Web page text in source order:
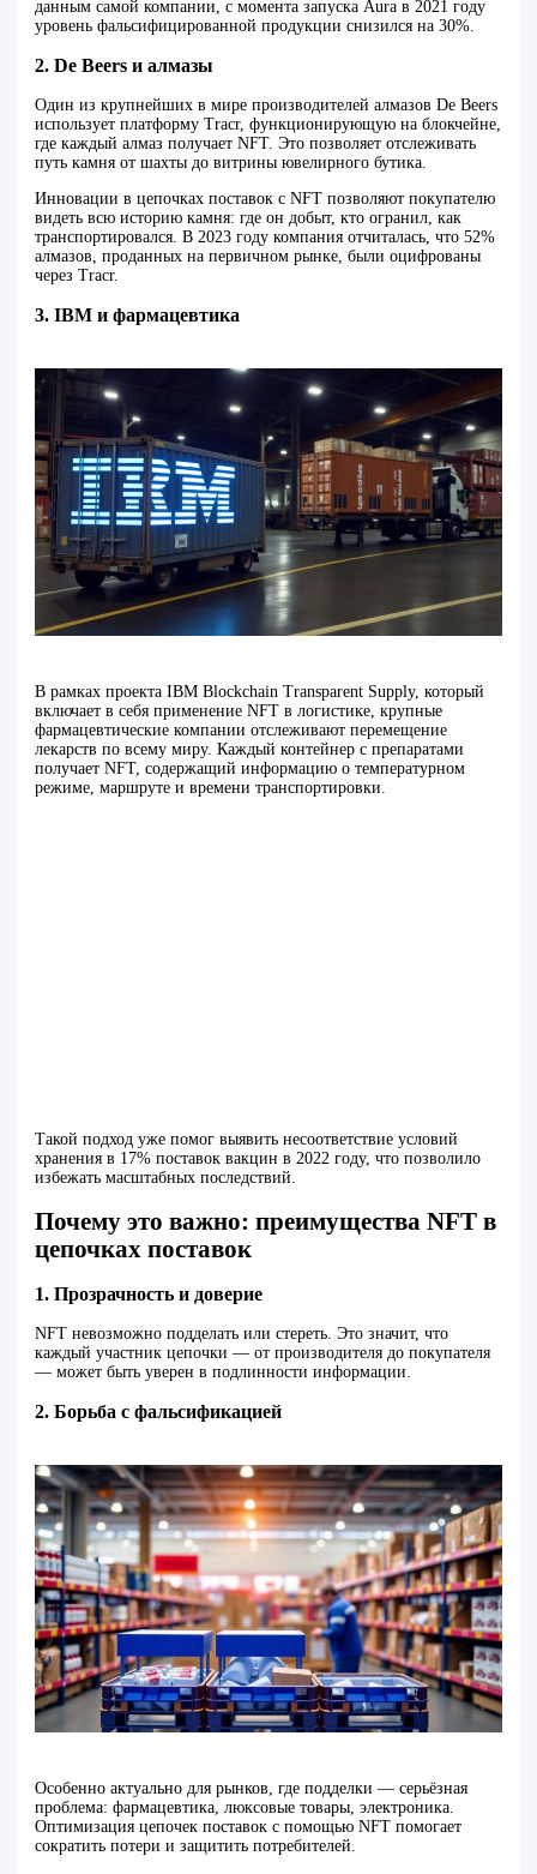
данным самой компании, с момента запуска Aura в 2021 году
уровень фальсифицированной продукции снизился на 30%.
2. De Beers и алмазы
Один из крупнейших в мире производителей алмазов De Beers
использует платформу Tracr, функционирующую на блокчейне,
где каждый алмаз получает NFT. Это позволяет отслеживать
путь камня от шахты до витрины ювелирного бутика.
Инновации в цепочках поставок с NFT позволяют покупателю
видеть всю историю камня: где он добыт, кто огранил, как
транспортировался. В 2023 году компания отчиталась, что 52%
алмазов, проданных на первичном рынке, были оцифрованы
через Tracr.
3. IBM и фармацевтика
В рамках проекта IBM Blockchain Transparent Supply, который
включает в себя применение NFT в логистике, крупные
фармацевтические компании отслеживают перемещение
лекарств по всему миру. Каждый контейнер с препаратами
получает NFT, содержащий информацию о температурном
режиме, маршруте и времени транспортировки.
Такой подход уже помог выявить несоответствие условий
хранения в 17% поставок вакцин в 2022 году, что позволило
избежать масштабных последствий.
Почему это важно: преимущества NFT в
цепочках поставок
1. Прозрачность и доверие
NFT невозможно подделать или стереть. Это значит, что
каждый участник цепочки — от производителя до покупателя
— может быть уверен в подлинности информации.
2. Борьба с фальсификацией
Особенно актуально для рынков, где подделки — серьёзная
проблема: фармацевтика, люксовые товары, электроника.
Оптимизация цепочек поставок с помощью NFT помогает
сократить потери и защитить потребителей.